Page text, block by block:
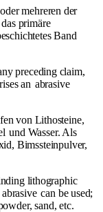
mehreren der
primäre
Band
preceding claim,
an abrasive
von Lithosteine,
und Wasser. Als
Bimssteinpulver,
lithographic
abrasive can be used;
sand, etc.